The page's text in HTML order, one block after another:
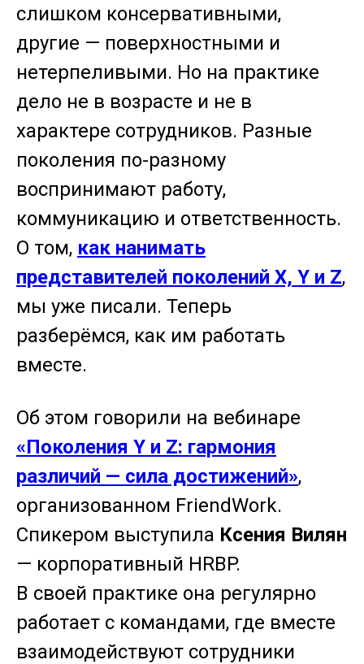
слишком консервативными,
другие — поверхностными и
нетерпеливыми. Но на практике
дело не в возрасте и не в
характере сотрудников. Разные
поколения по-разному
воспринимают работу,
коммуникацию и ответственность.
О том, как нанимать
представителей поколений X, Y и Z,
мы уже писали. Теперь
разберёмся, как им работать
вместе.
Об этом говорили на вебинаре
«Поколения Y и Z: гармония
различий — сила достижений»,
организованном FriendWork.
Спикером выступила Ксения Вилян
— корпоративный HRBP.
В своей практике она регулярно
работает с командами, где вместе
взаимодействуют сотрудники